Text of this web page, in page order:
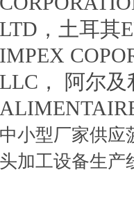
LTD，土耳其
IMPEX
LLC， 阿尔及
中小型厂家供应
头加工设备生产